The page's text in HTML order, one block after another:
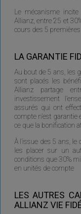
Le mécanisme
Allianz, entre 25 et
cours des 5
LA GARANTIE
Au bout de 5 ans, les
sont placés les
Allianz partage
investissement
assurés qui ont
compte n’est garantie
ce que la bonification
À l’issue des 5 ans,
les placer sur un
conditions que 30%
en unités de compte
LES AUTRES
ALLIANZ VIE